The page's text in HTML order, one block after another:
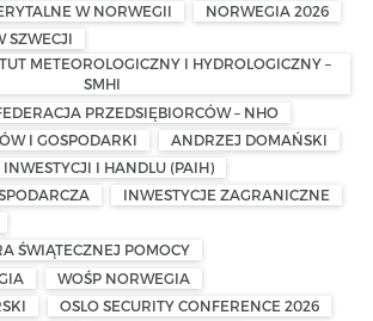
W NORWEGII
NORWEGIA 2026
SZWECJI
METEOROLOGICZNY I HYDROLOGICZNY –
SMHI
PRZEDSIĘBIORCÓW – NHO
I GOSPODARKI
ANDRZEJ DOMAŃSKI
I HANDLU (PAIH)
INWESTYCJE ZAGRANICZNE
ŚWIĄTECZNEJ POMOCY
WOŚP NORWEGIA
OSLO SECURITY CONFERENCE 2026